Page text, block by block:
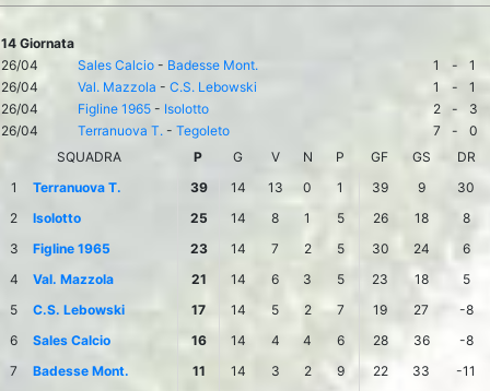
14 Giornata
26/04
Sales Calcio - Badesse Mont. 1 -
1
26/04
Val. Mazzola - C.S. Lebowski 1 -
1
26/04
Figline 1965 - Isolotto 2 -
3
26/04
Terranuova T. - Tegoleto 7 -
0
SQUADRA
P G V N P GF GS
DR
1
Terranuova T. 39 14 13 0 1 39 9
30
2
Isolotto 25 14 8 1 5 26 18
8
3
Figline 1965 23 14 7 2 5 30 24
6
4
Val. Mazzola 21 14 6 3 5 23 18
5
5
C.S. Lebowski 17 14 5 2 7 19 27
-8
6
Sales Calcio 16 14 4 4 6 28 36
-8
7
Badesse Mont. 11 14 3 2 9 22 33 -11